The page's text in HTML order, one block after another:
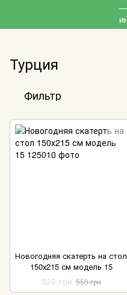
Турция
Фильтр
Новогодняя скатерть на стол
150х215 см модель 15
528 грн 550 грн